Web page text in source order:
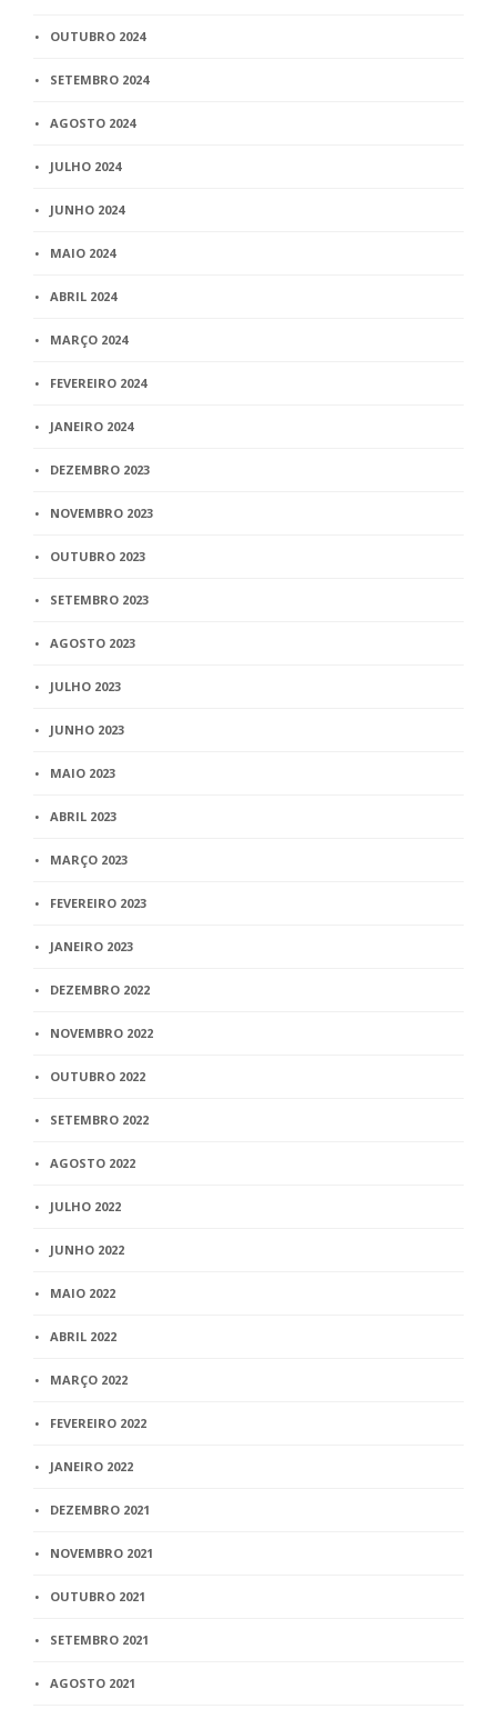
OUTUBRO 2024
SETEMBRO 2024
AGOSTO 2024
JULHO 2024
JUNHO 2024
MAIO 2024
ABRIL 2024
MARÇO 2024
FEVEREIRO 2024
JANEIRO 2024
DEZEMBRO 2023
NOVEMBRO 2023
OUTUBRO 2023
SETEMBRO 2023
AGOSTO 2023
JULHO 2023
JUNHO 2023
MAIO 2023
ABRIL 2023
MARÇO 2023
FEVEREIRO 2023
JANEIRO 2023
DEZEMBRO 2022
NOVEMBRO 2022
OUTUBRO 2022
SETEMBRO 2022
AGOSTO 2022
JULHO 2022
JUNHO 2022
MAIO 2022
ABRIL 2022
MARÇO 2022
FEVEREIRO 2022
JANEIRO 2022
DEZEMBRO 2021
NOVEMBRO 2021
OUTUBRO 2021
SETEMBRO 2021
AGOSTO 2021